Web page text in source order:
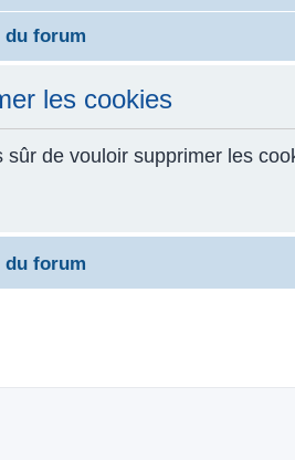
du forum
les cookies
sûr de vouloir supprimer les
du forum